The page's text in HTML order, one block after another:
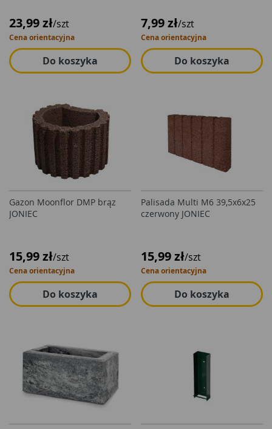
23,99 zł/szt
Cena orientacyjna
Do koszyka
7,99 zł/szt
Cena orientacyjna
Do koszyka
Gazon Moonflor DMP brąz
JONIEC
15,99 zł/szt
Cena orientacyjna
Do koszyka
Palisada Multi M6 39,5x6x25
czerwony JONIEC
15,99 zł/szt
Cena orientacyjna
Do koszyka